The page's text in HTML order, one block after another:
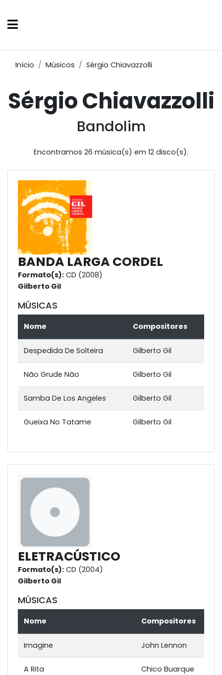
Início Músicos Sérgio Chiavazzolli
Sérgio Chiavazzolli
Bandolim
Encontramos 26 música(s) em 12 disco(s).
BANDA LARGA CORDEL
Formato(s): CD (2008)
Gilberto Gil
MÚSICAS
Nome Compositores
Despedida De Solteira Gilberto Gil
Não Grude Não Gilberto Gil
Samba De Los Angeles Gilberto Gil
Gueixa No Tatame Gilberto Gil
ELETRACÚSTICO
Formato(s): CD (2004)
Gilberto Gil
MÚSICAS
Nome Compositores
Imagine John Lennon
A Rita Chico Buarque